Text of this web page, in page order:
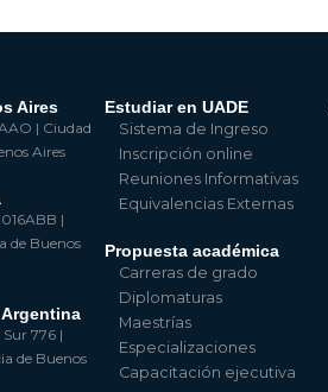
Aires
| Ciudad
Aires
|
de Buenos
776 |
de Buenos
Estudiar en UADE
Sistema de Ingreso
Inscripción online
Reuniones Informativas
Equivalencias Externas
Propuesta académica
Carreras de grado
Diplomaturas
Maestrías
Especializaciones
Capacitación ejecutiva